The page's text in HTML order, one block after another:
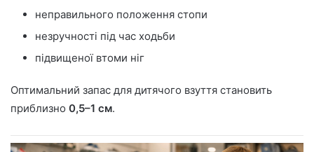
неправильного положення стопи
незручності під час ходьби
підвищеної втоми ніг
Оптимальний запас для дитячого взуття становить
приблизно 0,5–1 см.